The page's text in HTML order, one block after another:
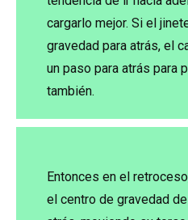
cargarlo mejor. Si el
gravedad para atrás, el
un paso para atrás para
también.
Entonces en el
el centro de gravedad